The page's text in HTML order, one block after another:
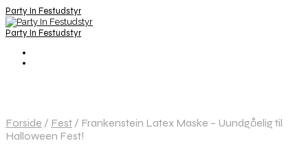
Party In Festudstyr
Party In Festudstyr
Forside / Fest / Frankenstein Latex Maske – Uundgåelig til
Halloween Fest!